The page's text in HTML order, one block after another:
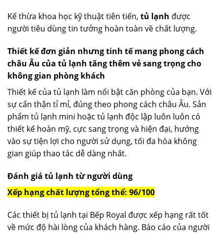
Kế thừa khoa học kỹ thuật tiên tiến, tủ lạnh được
người tiêu dùng tin tưởng hoàn toàn về chất lượng.
Thiết kế đơn giản nhưng tinh tế mang phong cách
châu Âu của tủ lạnh tăng thêm vẻ sang trọng cho
không gian phòng khách
Thiết kế của tủ lạnh làm nổi bật căn phòng của bạn. Với
sự cẩn thận tỉ mỉ, đúng theo phong cách châu Âu. Sản
phẩm tủ lạnh mini hoặc tủ lạnh độc lập luôn luôn có
thiết kế hoàn mỹ, cực sang trọng và hiện đại, hướng
vào sự tiện lợi cho người sử dụng, tối đa hóa không
gian giúp thao tác dễ dàng nhất.
Đánh giá tủ lạnh từ người dùng
Xếp hạng chất lượng tổng thể: 96/100
Các thiết bị tủ lạnh tại Bếp Royal được xếp hạng rất tốt
về mức độ hài lòng của khách hàng. Báo cáo của người